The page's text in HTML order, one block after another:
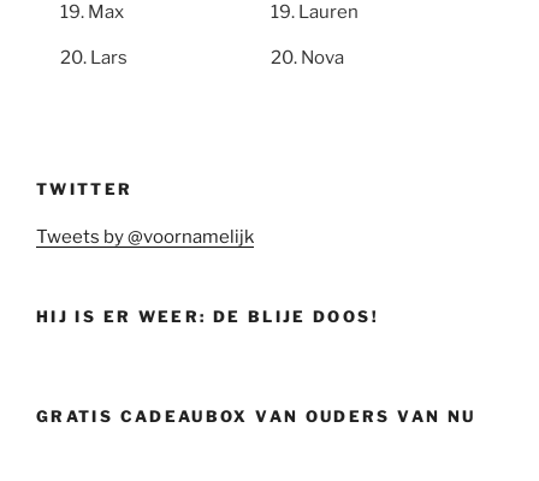
Max
Lars
Lauren
Nova
TWITTER
Tweets by @voornamelijk
HIJ IS ER WEER: DE BLIJE DOOS!
GRATIS CADEAUBOX VAN OUDERS VAN NU